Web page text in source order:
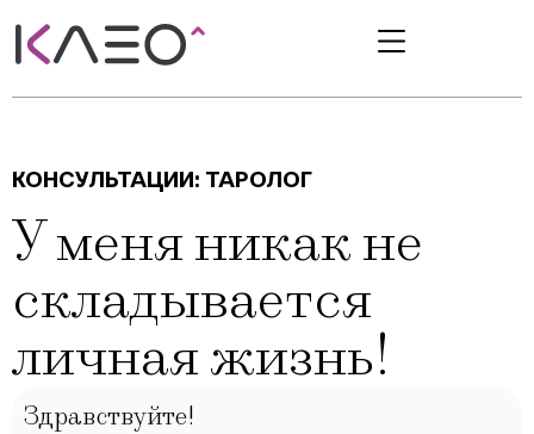
КОНСУЛЬТАЦИИ: ТАРОЛОГ
У меня никак не
складывается
личная жизнь!
Здравствуйте!